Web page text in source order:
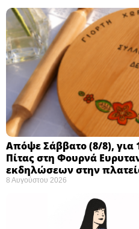
Απόψε Σάββατο (8/8), για
Πίτας στη Φουρνά
εκδηλώσεων στην
8 Αυγούστου 2026